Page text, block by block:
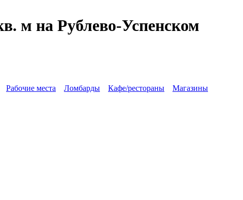
м на Рублево-Успенском
Рабочие места Ломбарды Кафе/рестораны
Магазины